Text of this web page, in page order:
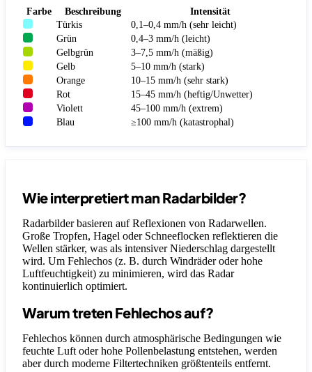
Farbe Beschreibung
Intensität
Türkis
0,1–0,4 mm/h (sehr leicht)
Grün
0,4–3 mm/h (leicht)
Gelbgrün
3–7,5 mm/h (mäßig)
Gelb
5–10 mm/h (stark)
Orange
10–15 mm/h (sehr stark)
Rot
15–45 mm/h (heftig/Unwetter)
Violett
45–100 mm/h (extrem)
Blau
≥100 mm/h (katastrophal)
Wie interpretiert man Radarbilder?
Radarbilder basieren auf Reflexionen von Radarwellen.
Große Tropfen, Hagel oder Schneeflocken reflektieren die
Wellen stärker, was als intensiver Niederschlag dargestellt
wird. Um Fehlechos (z. B. durch Windräder oder hohe
Luftfeuchtigkeit) zu minimieren, wird das Radar
kontinuierlich optimiert.
Warum treten Fehlechos auf?
Fehlechos können durch atmosphärische Bedingungen wie
feuchte Luft oder hohe Pollenbelastung entstehen, werden
aber durch moderne Filtertechniken größtenteils entfernt.